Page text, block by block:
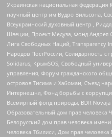
Украинская национальная
научный центр им Вудро Вильсона,
Всеукраинский духовный центр ,
Швеции, Проект Медуза, Фонд Андрея
Лига Свободных Наций, Transparеncy
Народов ПостРоссии, Солидарность с
Solidarus, КрымSOS, Свободный
управления, Форум гражданского
островов Тисима и Хабомаи, Съезд
Интернешнл, Фонд борьбы с
Всемирный фонд природы, BDR Novaja
Образовательный дом прав человека
Белорусский дом прав человека
человека Тбилиси, Дом прав